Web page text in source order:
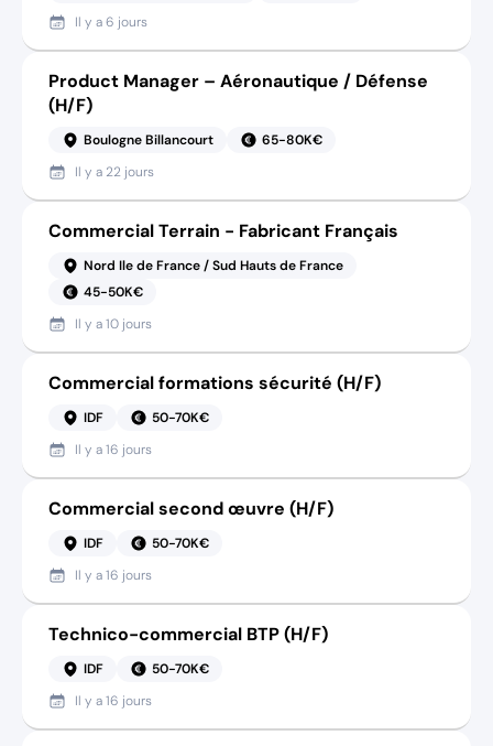
Il y a6 jours
Product Manager – Aéronautique / Défense
(H/F)
Boulogne Billancourt
65-80K€
Il y a 22 jours
Commercial Terrain - Fabricant Français
Nord Ile de France / Sud Hauts de France
45-50K€
Il y a10 jours
Commercial formations sécurité (H/F)
IDF
50-70K€
Il y a16 jours
Commercial second œuvre (H/F)
IDF
50-70K€
Il y a16 jours
Technico-commercial BTP (H/F)
IDF
50-70K€
Il y a16 jours